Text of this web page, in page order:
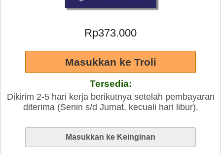
Rp373.000
Tersedia:
Dikirim 2-5 hari kerja berikutnya setelah pembayaran
diterima (Senin s/d Jumat, kecuali hari libur).